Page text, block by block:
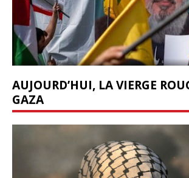
AUJOURD’HUI, LA VIERGE
GAZA